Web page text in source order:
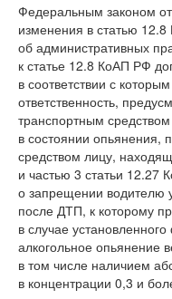
Федеральным законом
изменения в статью
об административных
к статье 12.8 КоАП РФ
в соответствии с
ответственность,
транспортным
в состоянии опьянения,
средством лицу,
и частью 3 статьи
о запрещении водителю
после ДТП, к которому
в случае
алкогольное опьянение
в том числе наличием
в концентрации 0,3 и